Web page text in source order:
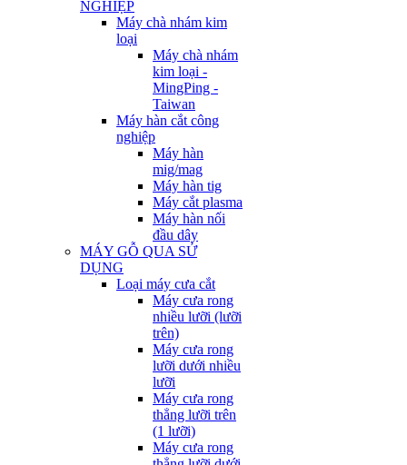
NGHIỆP
Máy chà nhám kim
loại
Máy chà nhám
kim loại -
MingPing -
Taiwan
Máy hàn cắt công
nghiệp
Máy hàn
mig/mag
Máy hàn tig
Máy cắt plasma
Máy hàn nối
đầu dây
MÁY GỖ QUA SỬ
DỤNG
Loại máy cưa cắt
Máy cưa rong
nhiều lưỡi (lưỡi
trên)
Máy cưa rong
lưỡi dưới nhiều
lưỡi
Máy cưa rong
thẳng lưỡi trên
(1 lưỡi)
Máy cưa rong